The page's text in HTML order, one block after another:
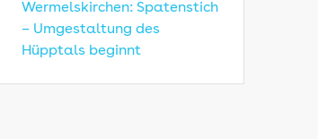
Wermelskirchen: Spatenstich
– Umgestaltung des
Hüpptals beginnt